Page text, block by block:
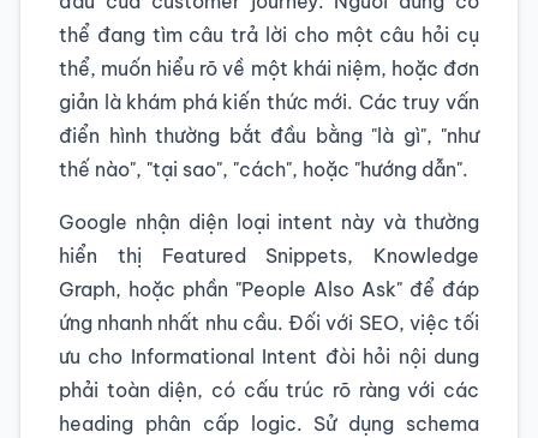
thể đang tìm câu trả lời cho một câu hỏi cụ
thể, muốn hiểu rõ về một khái niệm, hoặc đơn
giản là khám phá kiến thức mới. Các truy vấn
điển hình thường bắt đầu bằng "là gì", "như
thế nào", "tại sao", "cách", hoặc "hướng dẫn".
Google nhận diện loại intent này và thường
hiển thị Featured Snippets, Knowledge
Graph, hoặc phần "People Also Ask" để đáp
ứng nhanh nhất nhu cầu. Đối với SEO, việc tối
ưu cho Informational Intent đòi hỏi nội dung
phải toàn diện, có cấu trúc rõ ràng với các
heading phân cấp logic. Sử dụng schema